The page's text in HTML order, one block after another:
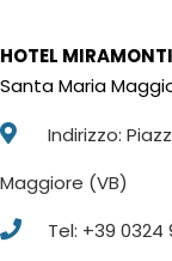
HOTEL MIRAMONTI
Santa Maria
Indirizzo:
Maggiore (VB)
Tel: +39 0324